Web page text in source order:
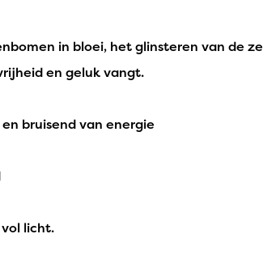
in bloei, het glinsteren van de
en geluk vangt.
bruisend van energie
licht.